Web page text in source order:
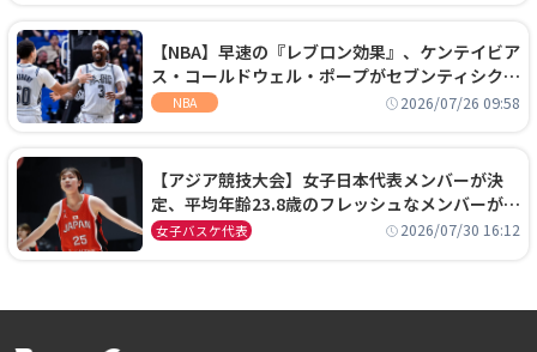
【NBA】早速の『レブロン効果』、ケンテイビア
ス・コールドウェル・ポープがセブンティシクサ
ーズに1年契約で加入
NBA 2026/07/26 09:58
【アジア競技大会】女子日本代表メンバーが決
定、平均年齢23.8歳のフレッシュなメンバーが日
本開催の大舞台で頂点を狙う
女子バスケ代表 2026/07/30 16:12